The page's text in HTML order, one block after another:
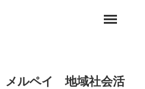
メルペイ 地域社会活